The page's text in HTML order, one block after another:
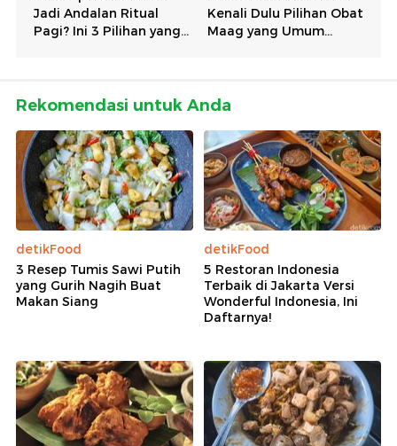
Rekomendasi untuk Anda
detikFood
3 Resep Tumis Sawi Putih
yang Gurih Nagih Buat
Makan Siang
detikFood
5 Restoran Indonesia
Terbaik di Jakarta Versi
Wonderful Indonesia, Ini
Daftarnya!